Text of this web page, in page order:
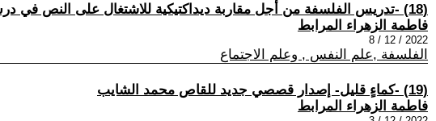
(18) -تدريس الفلسفة من أجل مقاربة ديداكتيكية للاشتغال على النص في درس الفلسفة- إصدار جديد للباحث ابراهيم السهلي
فاطمة الزهراء المرابط
2022 / 12 / 8
الفلسفة ,علم النفس , وعلم الاجتماع
(19) -كماءٍ قليل- إصدار قصصي جديد للقاص محمد الشايب
فاطمة الزهراء المرابط